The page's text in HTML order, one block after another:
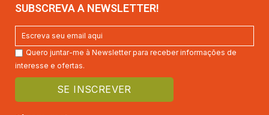
SUBSCREVA A NEWSLETTER!
Quero juntar-me à Newsletter para receber informações de
interesse e ofertas.